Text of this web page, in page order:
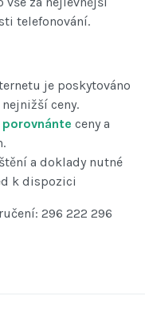
telefonování.
je poskytováno
ceny.
porovnánte ceny a
a doklady nutné
k dispozici
296 222 296